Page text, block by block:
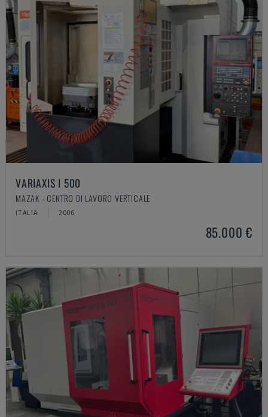
VARIAXIS I 500
MAZAK - CENTRO DI LAVORO VERTICALE
ITALIA 2006
85.000 €